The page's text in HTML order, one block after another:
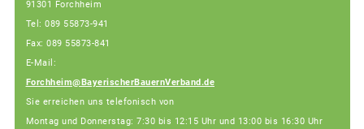
91301 Forchheim
Tel: 089 55873-941
Fax: 089 55873-841
E-Mail:
Forchheim@BayerischerBauernVerband.de
Sie erreichen uns telefonisch von
Montag und Donnerstag: 7:30 bis 12:15 Uhr und 13:00 bis 16:30 Uhr